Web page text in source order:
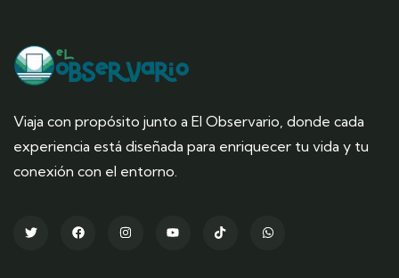
Viaja con propósito junto a El Observario, donde cada
experiencia está diseñada para enriquecer tu vida y tu
conexión con el entorno.